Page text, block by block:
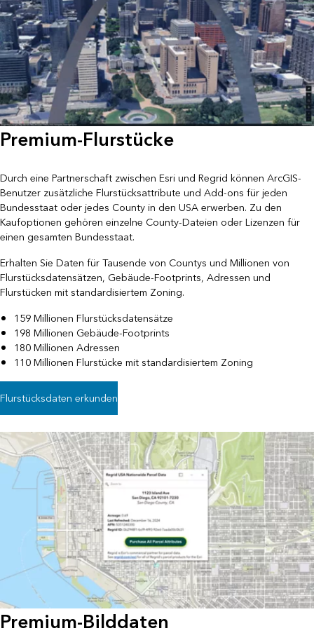
Premium-Flurstücke
Durch eine Partnerschaft zwischen Esri und Regrid können ArcGIS-
Benutzer zusätzliche Flurstücksattribute und Add-ons für jeden
Bundesstaat oder jedes County in den USA erwerben. Zu den
Kaufoptionen gehören einzelne County-Dateien oder Lizenzen für
einen gesamten Bundesstaat.
Erhalten Sie Daten für Tausende von Countys und Millionen von
Flurstücksdatensätzen, Gebäude-Footprints, Adressen und
Flurstücken mit standardisiertem Zoning.
159 Millionen Flurstücksdatensätze
198 Millionen Gebäude-Footprints
180 Millionen Adressen
110 Millionen Flurstücke mit standardisiertem Zoning
Flurstücksdaten erkunden
Premium-Bilddaten